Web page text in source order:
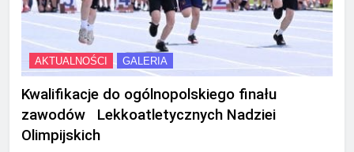
AKTUALNOŚCI GALERIA
Kwalifikacje do ogólnopolskiego finału
zawodów Lekkoatletycznych Nadziei
Olimpijskich